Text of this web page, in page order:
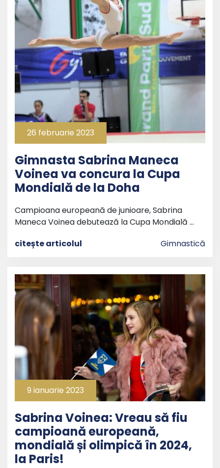
26 februarie 2023
Gimnasta Sabrina Maneca
Voinea va concura la Cupa
Mondială de la Doha
Campioana europeană de junioare, Sabrina
Maneca Voinea debutează la Cupa Mondială …
citește articolul
Gimnastică
9 ianuarie 2023
Sabrina Voinea: Vreau să fiu
campioană europeană,
mondială și olimpică în 2024,
la Paris!